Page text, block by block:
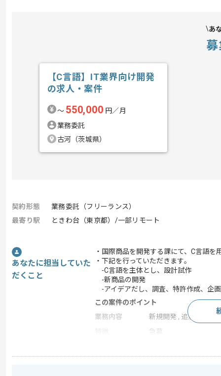
あ
【C言語】IT業界向け開発
の求人・案件
〜 550,000 円／月
業務委託
古河（茨城県）
契約形態
業務委託（フリーランス）
最寄り駅
ときわ台（東京都）/一部リモート
あなたに担当していた
だくこと
・国際商品を開発する課にて、C言語
・下記を行っていただきます｡
-C言語を主体とし、設計試作
-新商品の開発
-アイデアだし、調査、特許作成、企
この案件のポイント
業務内容
新規開発 , 追加開発
急募